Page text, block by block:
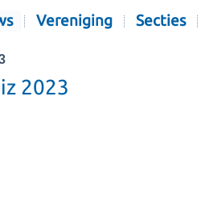
Vereniging Secties
2023